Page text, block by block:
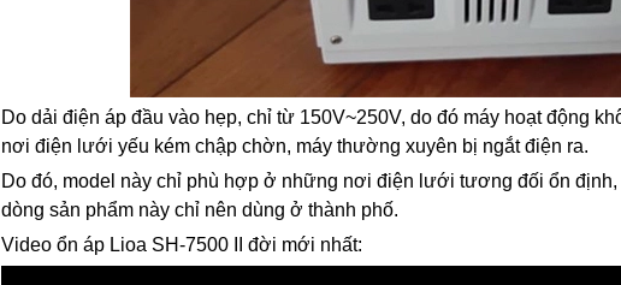
Do dải điện áp đầu vào hẹp, chỉ từ 150V~250V, do đó máy hoạt động
nơi điện lưới yếu kém chập chờn, máy thường xuyên bị ngắt điện ra.
Do đó, model này chỉ phù hợp ở những nơi điện lưới tương đối ổn
dòng sản phẩm này chỉ nên dùng ở thành phố.
Video ổn áp Lioa SH-7500 II đời mới nhất: